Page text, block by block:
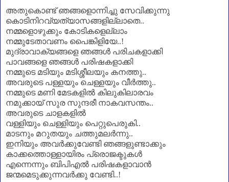
അതുകൊണ്ട് ഞങ്ങളൊന്നിച്ചു സേവിക്കുന്നു
കൊടിനിറവ്യത്യാസങ്ങളില്ലാതെ..
നമ്മളൊഴുക്കും കോടികളെല്ലാം
നമ്മുടേതാവണം പൈങ്കിളിയേ..!
മുദ്രാവാക്യങ്ങളെ ഞങ്ങൾ പരിചകളാക്കി
പാവങ്ങളെ ഞങ്ങൾ പരിഷകളാക്കി
നമ്മുടെ മടിയും മടിശ്ശീലയും കനത്തു..
അവരുടെ പള്ളയും ചെള്ളയും വീർത്തു..
നമ്മുടെ മണി മേടകളിൽ കിലുകിലാരവം
നമുക്കായ് സുര സുന്ദരീ നാകവസന്തം..
അവരുടെ ചാളകളിൽ
വള്ളിയും ചെള്ളിയും പെറ്റുപെരുകി..
മാടനും മറുതയും ചത്തുമലർന്നു..
ഇനിയും അവർക്കുവേണ്ടി ഞങ്ങളുണ്ടാക്കും
കാക്കത്തൊള്ളായിരം പ്രൊജക്ടുകൾ
എന്നെന്നും ബിപിഎൽ പരിഷകളാവാൻ
ജന്മമെടുക്കുന്നവർക്കു വേണ്ടി..!